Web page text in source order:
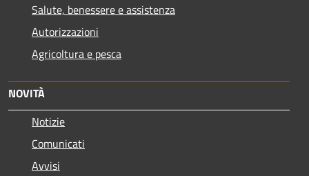
Salute, benessere e assistenza
Autorizzazioni
Agricoltura e pesca
NOVITÀ
Notizie
Comunicati
Avvisi